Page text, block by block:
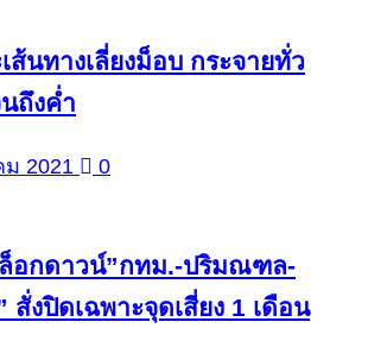
ส้นทางเลี่ยงม็อบ กระจายทั่ว
ถึงค่ำ
ม 2021 0
อกดาวน์”กทม.-ปริมณฑล-
สั่งปิดเฉพาะจุดเสี่ยง 1 เดือน